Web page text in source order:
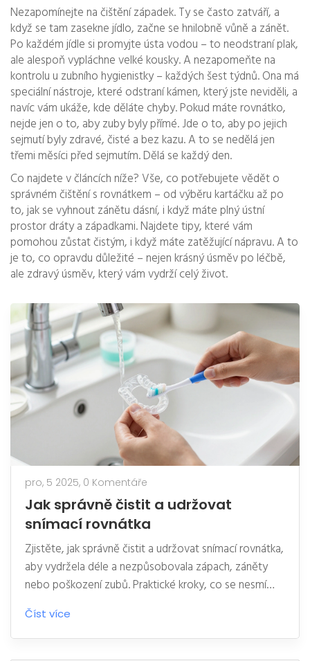
Nezapomínejte na čištění západek. Ty se často zatváří, a
když se tam zasekne jídlo, začne se hnilobně vůně a zánět.
Po každém jídle si promyjte ústa vodou – to neodstraní plak,
ale alespoň vypláchne velké kousky. A nezapomeňte na
kontrolu u zubního hygienistky – každých šest týdnů. Ona má
speciální nástroje, které odstraní kámen, který jste neviděli, a
navíc vám ukáže, kde děláte chyby. Pokud máte rovnátko,
nejde jen o to, aby zuby byly přímé. Jde o to, aby po jejich
sejmutí byly zdravé, čisté a bez kazu. A to se nedělá jen
třemi měsíci před sejmutím. Dělá se každý den.
Co najdete v článcích níže? Vše, co potřebujete vědět o
správném čištění s rovnátkem – od výběru kartáčku až po
to, jak se vyhnout zánětu dásní, i když máte plný ústní
prostor dráty a západkami. Najdete tipy, které vám
pomohou zůstat čistým, i když máte zatěžující nápravu. A to
je to, co opravdu důležité – nejen krásný úsměv po léčbě,
ale zdravý úsměv, který vám vydrží celý život.
pro, 5 2025, 0 Komentáře
Jak správně čistit a udržovat
snímací rovnátka
Zjistěte, jak správně čistit a udržovat snímací rovnátka,
aby vydržela déle a nezpůsobovala zápach, záněty
nebo poškození zubů. Praktické kroky, co se nesmí
dělat a kdy jít k ortodontovi.
Číst více